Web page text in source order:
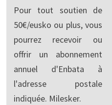
Pour tout soutien de
50€/eusko ou plus, vous
pourrez recevoir ou
offrir un abonnement
annuel d'Enbata à
l'adresse postale
indiquée. Milesker.